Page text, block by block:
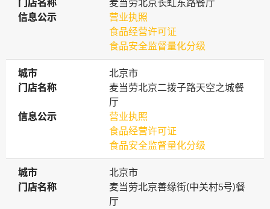
门店名称
门店名称
麦当劳北京长虹东路餐厅
信息公示
信息公示
营业执照
食品经营许可证
食品安全监督量化分级
城市
城市
北京市
门店名称
门店名称
麦当劳北京二拨子路天空之城餐
厅
信息公示
信息公示
营业执照
食品经营许可证
食品安全监督量化分级
城市
城市
北京市
门店名称
门店名称
麦当劳北京善缘街(中关村5号)餐
厅